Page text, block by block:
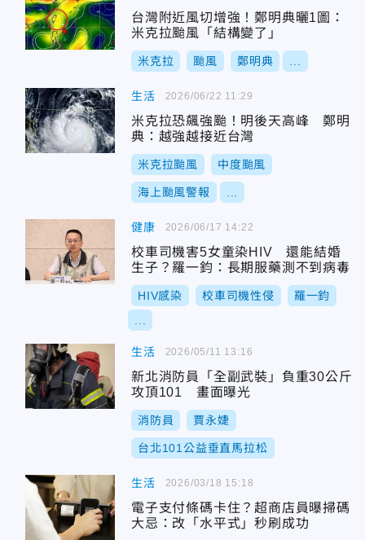
台灣附近風切增強！鄭明典曬1圖：
米克拉颱風「結構變了」
米克拉 颱風 鄭明典
生活
米克拉恐飆強颱！明後天高峰 鄭明
典：越強越接近台灣
米克拉颱風 中度颱風
海上颱風警報
2026/06/22 11:29
健康
校車司機害5女童染HIV 還能結婚
生子？羅一鈞：長期服藥測不到病毒
HIV感染 校車司機性侵 羅一鈞
2026/06/17 14:22
生活
新北消防員「全副武裝」負重30公斤
攻頂101 畫面曝光
消防員 賈永婕
台北101公益垂直馬拉松
2026/05/11 13:16
生活
電子支付條碼卡住？超商店員曝掃碼
大忌：改「水平式」秒刷成功
2026/03/18 15:18